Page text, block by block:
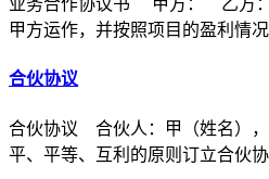
业务合作协议书 甲方： 乙方：
甲方运作，并按照项目的盈利情
合伙协议
合伙协议 合伙人：甲（姓名）
平、平等、互利的原则订立合